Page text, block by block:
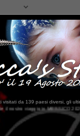
visitati da 139 paesi diversi, gli
clikka qui !!!